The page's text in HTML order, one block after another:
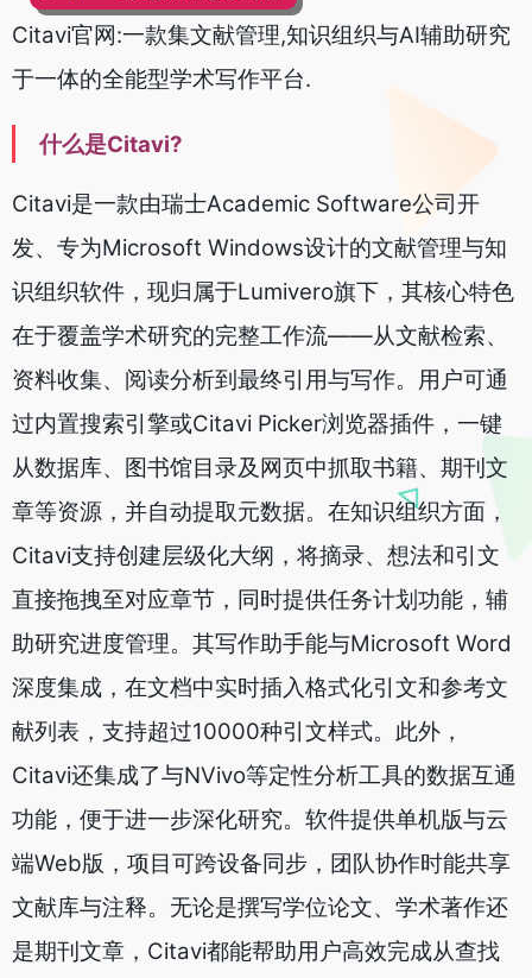
Citavi官网:一款集文献管理,知识组织与AI辅助研究
于一体的全能型学术写作平台.
什么是Citavi?
Citavi是一款由瑞士Academic Software公司开
发、专为Microsoft Windows设计的文献管理与知
识组织软件，现归属于Lumivero旗下，其核心特色
在于覆盖学术研究的完整工作流——从文献检索、
资料收集、阅读分析到最终引用与写作。用户可通
过内置搜索引擎或Citavi Picker浏览器插件，一键
从数据库、图书馆目录及网页中抓取书籍、期刊文
章等资源，并自动提取元数据。在知识组织方面，
Citavi支持创建层级化大纲，将摘录、想法和引文
直接拖拽至对应章节，同时提供任务计划功能，辅
助研究进度管理。其写作助手能与Microsoft Word
深度集成，在文档中实时插入格式化引文和参考文
献列表，支持超过10000种引文样式。此外，
Citavi还集成了与NVivo等定性分析工具的数据互通
功能，便于进一步深化研究。软件提供单机版与云
端Web版，项目可跨设备同步，团队协作时能共享
文献库与注释。无论是撰写学位论文、学术著作还
是期刊文章，Citavi都能帮助用户高效完成从查找